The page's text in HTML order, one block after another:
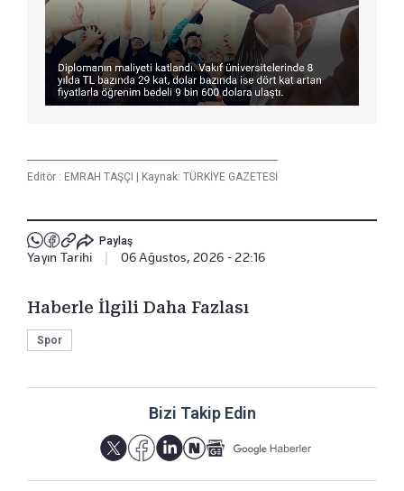
Editör : EMRAH TAŞÇI | Kaynak: TÜRKİYE GAZETESİ
Paylaş
Yayın Tarihi 06 Ağustos, 2026 - 22:16
Haberle İlgili Daha Fazlası
Spor
Bizi Takip Edin